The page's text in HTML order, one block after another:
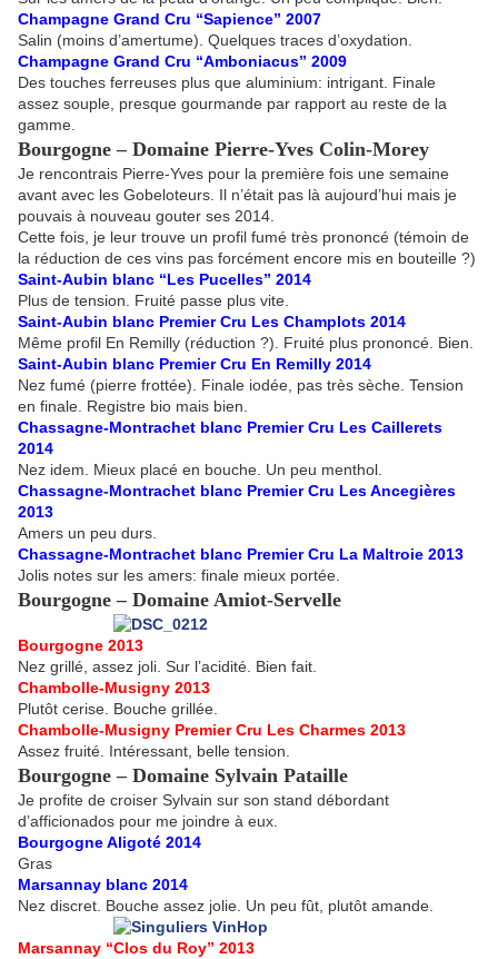
Champagne Grand Cru “Sapience” 2007
Salin (moins d’amertume). Quelques traces d’oxydation.
Champagne Grand Cru “Amboniacus” 2009
Des touches ferreuses plus que aluminium: intrigant. Finale
assez souple, presque gourmande par rapport au reste de la
gamme.
Bourgogne – Domaine Pierre-Yves Colin-Morey
Je rencontrais Pierre-Yves pour la première fois une semaine
avant avec les Gobeloteurs. Il n’était pas là aujourd’hui mais je
pouvais à nouveau gouter ses 2014.
Cette fois, je leur trouve un profil fumé très prononcé (témoin de
la réduction de ces vins pas forcément encore mis en bouteille ?)
Saint-Aubin blanc “Les Pucelles” 2014
Plus de tension. Fruité passe plus vite.
Saint-Aubin blanc Premier Cru Les Champlots 2014
Même profil En Remilly (réduction ?). Fruité plus prononcé. Bien.
Saint-Aubin blanc Premier Cru En Remilly 2014
Nez fumé (pierre frottée). Finale iodée, pas très sèche. Tension
en finale. Registre bio mais bien.
Chassagne-Montrachet blanc Premier Cru Les Caillerets
2014
Nez idem. Mieux placé en bouche. Un peu menthol.
Chassagne-Montrachet blanc Premier Cru Les Ancegières
2013
Amers un peu durs.
Chassagne-Montrachet blanc Premier Cru La Maltroie 2013
Jolis notes sur les amers: finale mieux portée.
Bourgogne – Domaine Amiot-Servelle
Bourgogne 2013
Nez grillé, assez joli. Sur l’acidité. Bien fait.
Chambolle-Musigny 2013
Plutôt cerise. Bouche grillée.
Chambolle-Musigny Premier Cru Les Charmes 2013
Assez fruité. Intéressant, belle tension.
Bourgogne – Domaine Sylvain Pataille
Je profite de croiser Sylvain sur son stand débordant
d’afficionados pour me joindre à eux.
Bourgogne Aligoté 2014
Gras
Marsannay blanc 2014
Nez discret. Bouche assez jolie. Un peu fût, plutôt amande.
Marsannay “Clos du Roy” 2013